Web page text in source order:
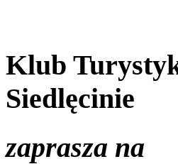
Klub
Siedlęcinie
zaprasza na